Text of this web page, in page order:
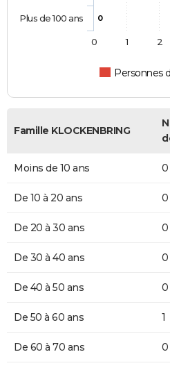
0
Personnes
Plus de 100 ans
0 1 2
Famille KLOCKENBRING
Moins de 10 ans 0
De 10 à 20 ans 0
De 20 à 30 ans 0
De 30 à 40 ans 0
De 40 à 50 ans 0
De 50 à 60 ans 1
De 60 à 70 ans 0